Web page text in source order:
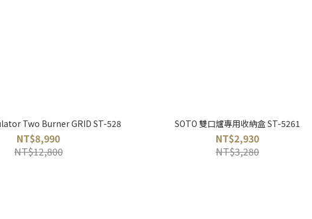
Two Burner GRID ST-528
NT$8,990
NT$12,800
SOTO 雙口爐專用收納盒 ST-5261
NT$2,930
NT$3,280